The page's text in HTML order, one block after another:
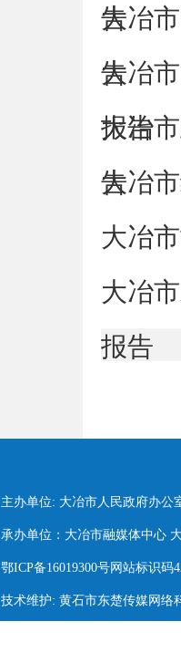
告
大冶
告
大冶
报告
大冶
告
大冶
大冶
大冶
报告
主办单位: 大冶市人民政府办公
承办单位：大冶市融媒体中心
鄂ICP备16019300号网站标识码
技术维护: 黄石市东楚传媒网络